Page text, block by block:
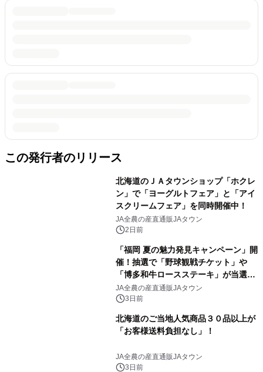
この発行者のリリース
北海道のＪＡタウンショップ「ホクレ
ン」で「ヨーグルトフェア」と「アイ
スクリームフェア」を同時開催中！
JA全農の産直通販JAタウン
2日前
「福岡 夏の魅力発見キャンペーン」開
催！抽選で「野球観戦チケット」や
「博多和牛ロースステーキ」が当選！
さらに500円クーポンプレゼント～Ｊ
Ａタウン「博多うまかショップ」で８
JA全農の産直通販JAタウン
3日前
北海道のご当地人気商品３０品以上が
「お客様送料負担なし」！
JA全農の産直通販JAタウン
3日前